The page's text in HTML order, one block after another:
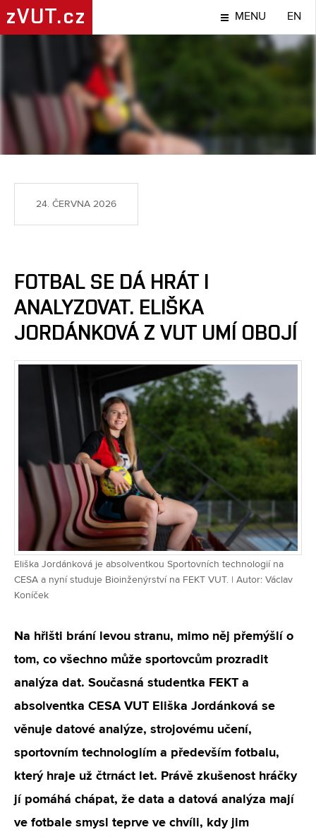
zVUT.cz MENU EN
SPORT
24. ČERVNA 2026
FOTBAL SE DÁ HRÁT I
ANALYZOVAT. ELIŠKA
JORDÁNKOVÁ Z VUT UMÍ OBOJÍ
Eliška Jordánková je absolventkou Sportovních technologií na
CESA a nyní studuje Bioinženýrství na FEKT VUT. | Autor: Václav
Koníček
Na hřišti brání levou stranu, mimo něj přemýšlí o
tom, co všechno může sportovcům prozradit
analýza dat. Současná studentka FEKT a
absolventka CESA VUT Eliška Jordánková se
věnuje datové analýze, strojovému učení,
sportovním technologiím a především fotbalu,
který hraje už čtrnáct let. Právě zkušenost hráčky
jí pomáhá chápat, že data a datová analýza mají
ve fotbale smysl teprve ve chvíli, kdy jim